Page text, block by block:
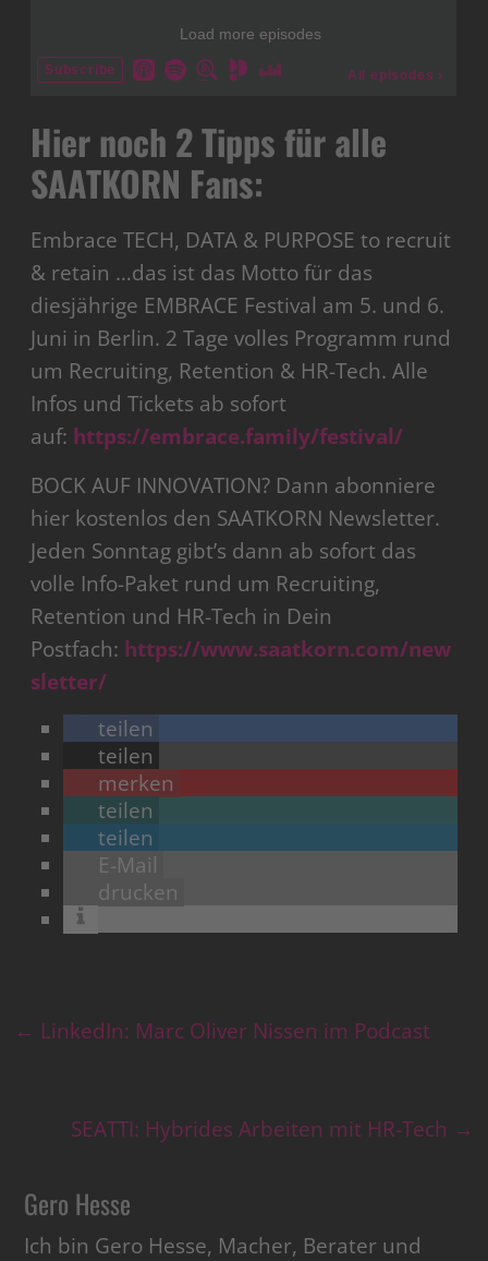
Hier noch 2 Tipps für alle
SAATKORN Fans:
Embrace TECH, DATA & PURPOSE to recruit
& retain …das ist das Motto für das
diesjährige EMBRACE Festival am 5. und 6.
Juni in Berlin. 2 Tage volles Programm rund
um Recruiting, Retention & HR-Tech. Alle
Infos und Tickets ab sofort
auf: https://embrace.family/festival/
BOCK AUF INNOVATION? Dann abonniere
hier kostenlos den SAATKORN Newsletter.
Jeden Sonntag gibt’s dann ab sofort das
volle Info-Paket rund um Recruiting,
Retention und HR-Tech in Dein
Postfach: https://www.saatkorn.com/new
sletter/
teilen
teilen
merken
teilen
teilen
E-Mail
drucken
← LinkedIn: Marc Oliver Nissen im Podcast
SEATTI: Hybrides Arbeiten mit HR-Tech →
Gero Hesse
Ich bin Gero Hesse, Macher, Berater und